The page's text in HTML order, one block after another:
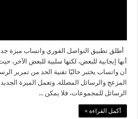
أطلق تطبيق التواصل الفوري واتساب ميزة
المزعج والرسائل المضللة. وتعمل الميزة
الرسائل للمجموعات، فلا يمكن ...
أكمل القراءة »